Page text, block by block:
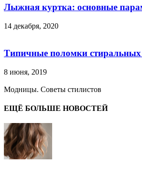
Лыжная куртка: основные
14 декабря, 2020
Типичные поломки
8 июня, 2019
Модницы. Советы стилистов
ЕЩЁ БОЛЬШЕ НОВОСТЕЙ